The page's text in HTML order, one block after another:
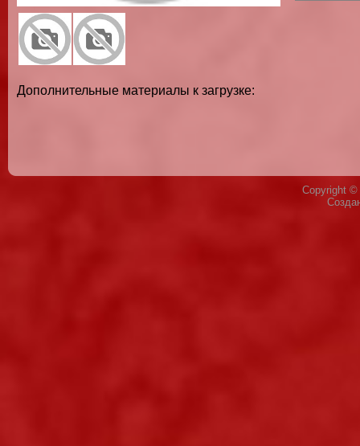
Дополнительные материалы к загрузке:
Copyright